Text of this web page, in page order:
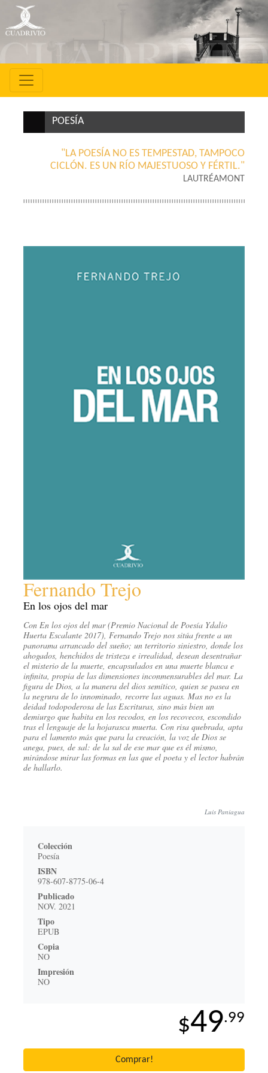
POESÍA
"LA POESÍA NO ES TEMPESTAD, TAMPOCO
CICLÓN. ES UN RÍO MAJESTUOSO Y FÉRTIL."
LAUTRÉAMONT
Fernando Trejo
En los ojos del mar
Con En los ojos del mar (Premio Nacional de Poesía Ydalio
Huerta Escalante 2017), Fernando Trejo nos sitúa frente a un
panorama arrancado del sueño; un territorio siniestro, donde los
ahogados, henchidos de tristeza e irrealidad, desean desentrañar
el misterio de la muerte, encapsulados en una muerte blanca e
infinita, propia de las dimensiones inconmensurables del mar. La
figura de Dios, a la manera del dios semítico, quien se pasea en
la negrura de lo innominado, recorre las aguas. Mas no es la
deidad todopoderosa de las Escrituras, sino más bien un
demiurgo que habita en los recodos, en los recovecos, escondido
tras el lenguaje de la hojarasca muerta. Con risa quebrada, apta
para el lamento más que para la creación, la voz de Dios se
anega, pues, de sal: de la sal de ese mar que es él mismo,
mirándose mirar las formas en las que el poeta y el lector habrán
de hallarlo.
Luis Paniagua
Colección
Poesía
ISBN
978-607-8775-06-4
Publicado
NOV. 2021
Tipo
EPUB
Copia
NO
Impresión
NO
$49.99
Comprar!